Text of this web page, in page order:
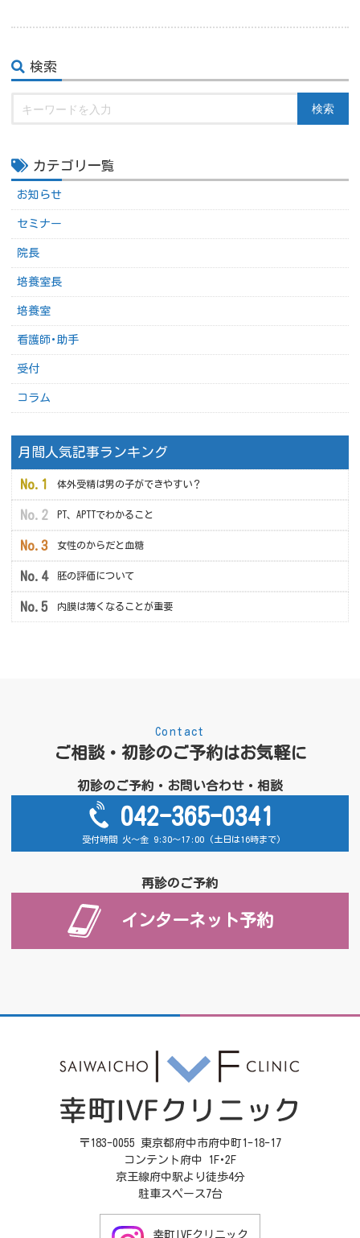
検索
検索
カテゴリ一覧
お知らせ
セミナー
院長
培養室長
培養室
看護師･助手
受付
コラム
月間人気記事ランキング
体外受精は男の子ができやすい？
PT、APTTでわかること
女性のからだと血糖
胚の評価について
内膜は薄くなることが重要
ご相談・初診のご予約はお気軽に
Contact
初診のご予約・お問い合わせ・相談
042-365-0341
受付時間 火～金 9:30～17:00 (土日は16時まで)
再診のご予約
インターネット予約
〒183-0055 東京都府中市府中町1-18-17
コンテント府中 1F･2F
京王線府中駅より徒歩4分
駐車スペース7台
幸町IVFクリニック